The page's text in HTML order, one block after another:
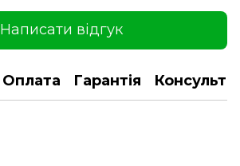
Написати відгук
Оплата Гарантія